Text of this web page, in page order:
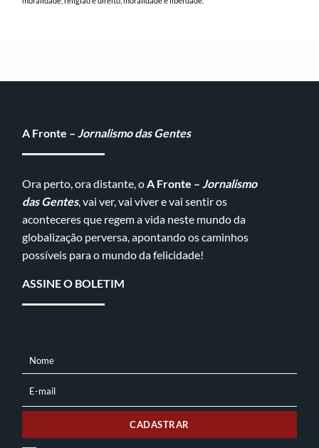
A Fronte – Jornalismo das Gentes
Ora perto, ora distante, oA Fronte – Jornalismo
das Gentes, vai ver, vai viver e vai sentir os
aconteceres que regem a vida neste mundo da
globalização perversa, apontando os caminhos
possíveis para o mundo da felicidade!
ASSINE O BOLETIM
NOME
Nome
MAIL
E-mail
CADASTRAR